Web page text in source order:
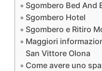
Sgombero Bed And
Sgombero Hotel
Sgombero e Ritiro
Maggiori
San Vittore Olona
Come avere uno